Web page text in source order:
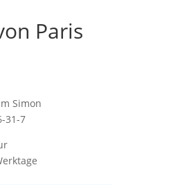
Paris
Simon
31-7